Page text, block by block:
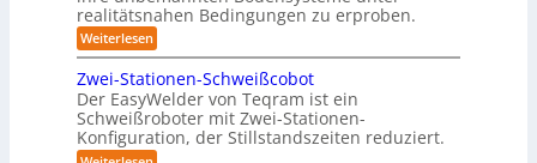
o
m
a
t
i
s
S
t
e
r
e
o
-
D
r
e
h
m
o
m
e
n
t
realitätsnahen Bedingungen zu erproben.
Weiterlesen:
L
e
i
s
t
u
n
Zwei-Stationen-Schweißcobot
Der EasyWelder von Teqram ist ein
Schweißroboter mit Zwei-Stationen-
Konfiguration, der Stillstandszeiten reduziert.